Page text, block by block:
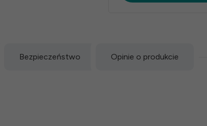
Bezpieczeństwo Opinie o produkcie